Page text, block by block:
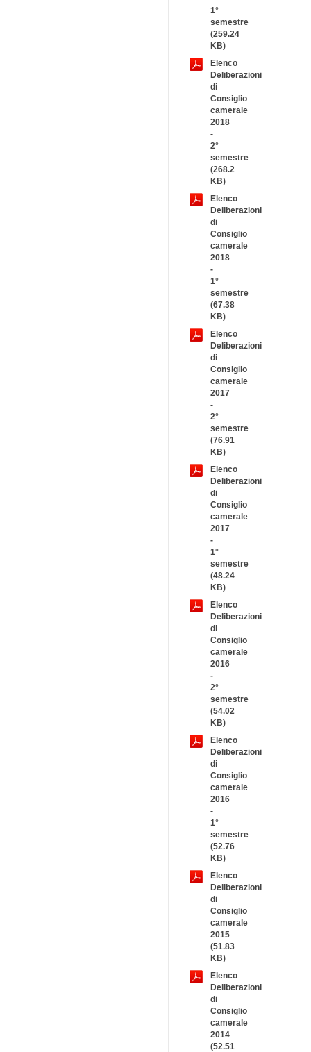
1°
semestre
(259.24
KB)
Elenco
Deliberazioni
di
Consiglio
camerale
2018
-
2°
semestre
(268.2
KB)
Elenco
Deliberazioni
di
Consiglio
camerale
2018
-
1°
semestre
(67.38
KB)
Elenco
Deliberazioni
di
Consiglio
camerale
2017
-
2°
semestre
(76.91
KB)
Elenco
Deliberazioni
di
Consiglio
camerale
2017
-
1°
semestre
(48.24
KB)
Elenco
Deliberazioni
di
Consiglio
camerale
2016
-
2°
semestre
(54.02
KB)
Elenco
Deliberazioni
di
Consiglio
camerale
2016
-
1°
semestre
(52.76
KB)
Elenco
Deliberazioni
di
Consiglio
camerale
2015
(51.83
KB)
Elenco
Deliberazioni
di
Consiglio
camerale
2014
(52.51